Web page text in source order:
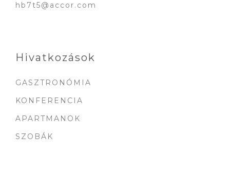
hb7t5@accor.com
Hivatkozások
GASZTRONÓMIA
KONFERENCIA
APARTMANOK
SZOBÁK